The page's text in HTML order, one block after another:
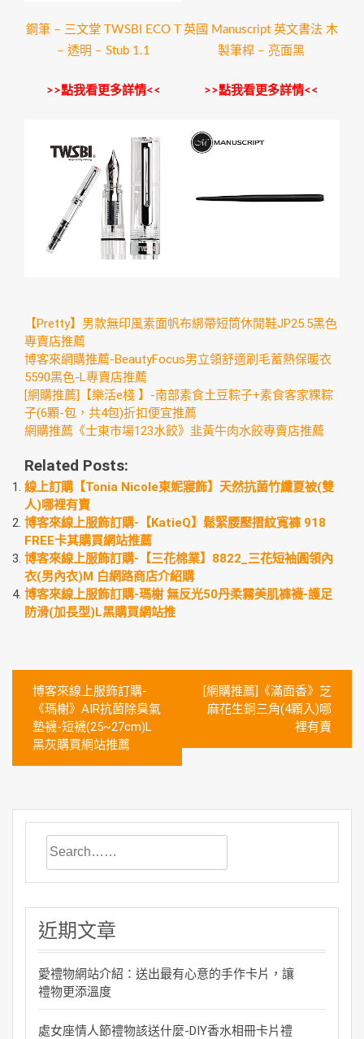
鋼筆 – 三文堂 TWSBI ECO T
– 透明 – Stub 1.1
>>點我看更多詳情<<
英國 Manuscript 英文書法 木
製筆桿 – 亮面黑
>>點我看更多詳情<<
【Pretty】男款無印風素面帆布綁帶短筒休閒鞋JP25.5黑色
專賣店推薦
博客來網購推薦-BeautyFocus男立領舒適刷毛蓄熱保暖衣
5590黑色-L專賣店推薦
[網購推薦]【樂活e棧 】-南部素食土豆粽子+素食客家粿粽
子(6顆-包，共4包)折扣便宜推薦
網購推薦《士東市場123水餃》韭黃牛肉水餃專賣店推薦
Related Posts:
線上訂購【Tonia Nicole東妮寢飾】天然抗菌竹纖夏被(雙
人)哪裡有賣
博客來線上服飾訂購-【KatieQ】鬆緊腰壓摺紋寬褲 918
FREE卡其購買網站推薦
博客來線上服飾訂購-【三花棉業】8822_三花短袖圓領內
衣(男內衣)M 白網路商店介紹購
博客來線上服飾訂購-瑪榭 無反光50丹柔霧美肌褲襪-護足
防滑(加長型)L黑購買網站推
文
導
覽
博客來線上服飾訂購-
《瑪榭》AIR抗菌除臭氣
墊襪-短襪(25~27cm)L
黑灰購買網站推薦
[網購推薦]《滿面香》芝
麻花生銅三角(4顆入)哪
裡有賣
近期文章
愛禮物網站介紹：送出最有心意的手作卡片，讓
禮物更添溫度
處女座情人節禮物該送什麼-DIY香水相冊卡片禮